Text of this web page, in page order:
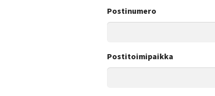
Postinumero
Postitoimipaikka